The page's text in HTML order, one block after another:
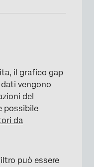
il grafico gap
vengono
del
possibile
da
può essere